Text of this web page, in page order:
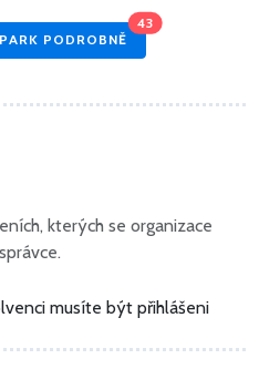
PODROBNĚ
43
kterých se organizace
musíte být přihlášeni